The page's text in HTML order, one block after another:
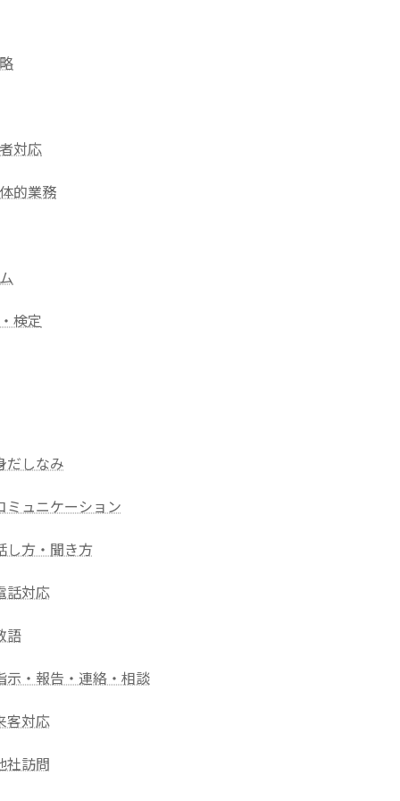
対応
的業務
検定
だしなみ
ミュニケーション
し方・聞き方
話対応
語
示・報告・連絡・相談
客対応
社訪問